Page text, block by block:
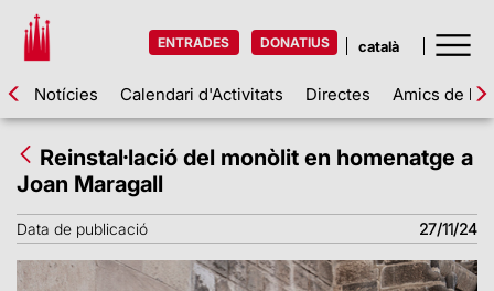
ENTRADES DONATIUS
Notícies Calendari d'Activitats Directes Amics de la
Reinstal·lació del monòlit en homenatge a
Joan Maragall
Data de publicació 27/11/24